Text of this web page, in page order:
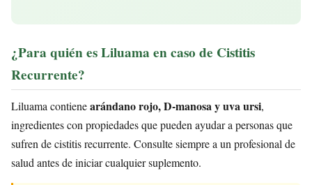
¿Para quién es Liluama en caso de Cistitis
Recurrente?
Liluama contienearándano rojo, D-manosa y uva ursi,
ingredientes con propiedades que pueden ayudar a personas que
sufren de cistitis recurrente. Consulte siempre a un profesional de
salud antes de iniciar cualquier suplemento.